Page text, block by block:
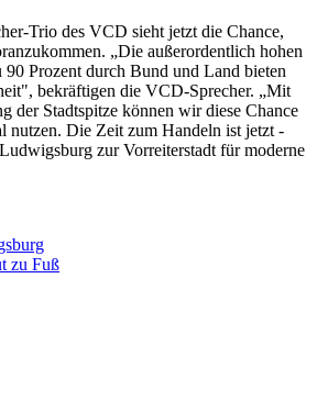
Trio des VCD sieht jetzt die Chance,
„Die außer­ordentlich hohen
Prozent durch Bund und Land bieten
bekräftigen die VCD-Sprecher. „Mit
der Stadt­spitze können wir diese Chance
nutzen. Die Zeit zum Handeln ist jetzt -
zur Vorreiter­stadt für moderne
zu Fuß